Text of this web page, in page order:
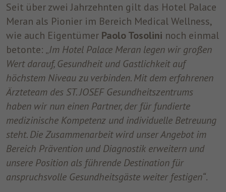
Seit über zwei Jahrzehnten gilt das Hotel Palace
Meran als Pionier im Bereich Medical Wellness,
wie auch Eigentümer Paolo Tosolini noch einmal
betonte: „Im Hotel Palace Meran legen wir großen
Wert darauf, Gesundheit und Gastlichkeit auf
höchstem Niveau zu verbinden. Mit dem erfahrenen
Ärzteteam des ST. JOSEF Gesundheitszentrums
haben wir nun einen Partner, der für fundierte
medizinische Kompetenz und individuelle Betreuung
steht. Die Zusammenarbeit wird unser Angebot im
Bereich Prävention und Diagnostik erweitern und
unsere Position als führende Destination für
anspruchsvolle Gesundheitsgäste weiter festigen“.